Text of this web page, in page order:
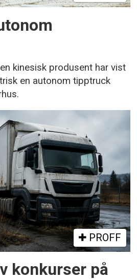
en kinesisk produsent har vist
en autonom tipptruck
PROFF
konkurser på